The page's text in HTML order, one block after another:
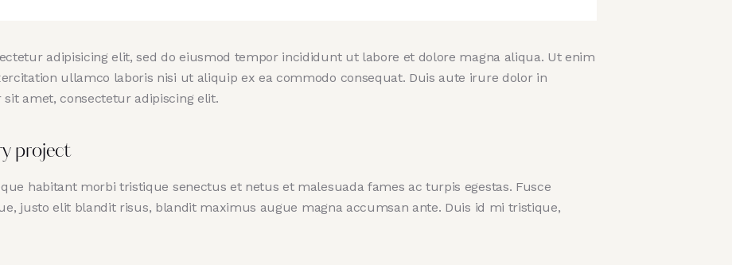
adipisicing elit, sed do eiusmod tempor incididunt ut labore et dolore magna aliqua. Ut enim
ullamco laboris nisi ut aliquip ex ea commodo consequat. Duis aute irure dolor in
amet, consectetur adipiscing elit.
project
habitant morbi tristique senectus et netus et malesuada fames ac turpis egestas. Fusce
justo elit blandit risus, blandit maximus augue magna accumsan ante. Duis id mi tristique,